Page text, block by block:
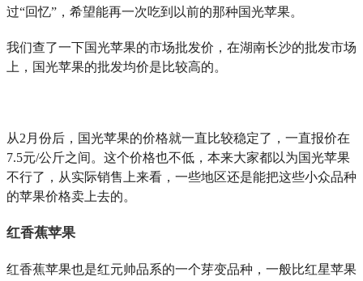
过“回忆”，希望能再一次吃到以前的那种国光苹果。
我们查了一下国光苹果的市场批发价，在湖南长沙的批发市场
上，国光苹果的批发均价是比较高的。
从2月份后，国光苹果的价格就一直比较稳定了，一直报价在
7.5元/公斤之间。这个价格也不低，本来大家都以为国光苹果
不行了，从实际销售上来看，一些地区还是能把这些小众品种
的苹果价格卖上去的。
红香蕉苹果
红香蕉苹果也是红元帅品系的一个芽变品种，一般比红星苹果